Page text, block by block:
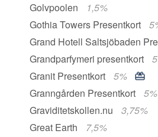
Golvpoolen
1,5%
Gothia Towers Presentkort
Grand Hotell Saltsjöbaden
Grandparfymeri presentkort
Granit Presentkort
5%
Granngården Presentkort
5%
Graviditetskollen.nu
3,75%
Great Earth
7,5%